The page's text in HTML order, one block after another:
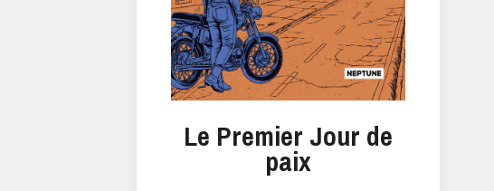
Le Premier Jour de
paix